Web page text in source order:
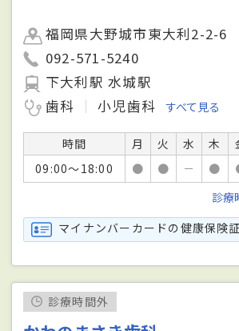
福岡県大野城市東大利2-2-6
092-571-5240
下大利駅 水城駅
歯科
小児歯科 すべて見る
時間 月 火 水 木
09:00～18:00
● ● － ●
診療
マイナンバーカードの健康保険
診療時間外